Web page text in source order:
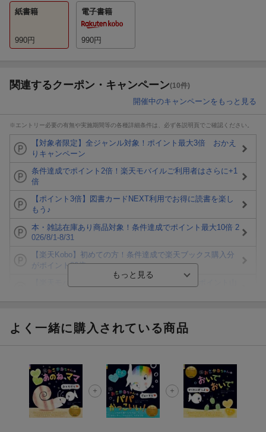
紙書籍
990円
電子書籍
990円
関連するクーポン・キャンペーン(10件)
開催中のキャンペーンをもっと見る
※エントリー必要の有無や実施期間等の各種詳細条件は、必ず各説明頁でご確認ください。
【対象者限定】全ジャンル対象！ポイント最大3倍 おかえ
りキャンペーン
条件達成でポイント2倍！楽天モバイルご利用者はさらに+1
倍
【ポイント3倍】図書カードNEXT利用でお得に読書を楽し
もう♪
本・雑誌在庫あり商品対象！条件達成でポイント最大10倍 2
026/8/1-8/31
【楽天Kobo】初めての方！条件達成で楽天ブックス購入分
がポイント20倍
ト山分け
エントリー＆3,000円以上購入で無料データSIM（3GB/月プ
ラン）が当たる！
楽天モバイル紹介キャンペーンの拡散で300円OFFクーポン
進呈
よく一緒に購入されている商品